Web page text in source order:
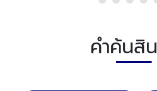
คำค้นสิ